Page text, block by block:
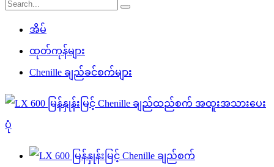
အိမ်
ထုတ်ကုန်များ
Chenille ချည်ခင်စက်များ